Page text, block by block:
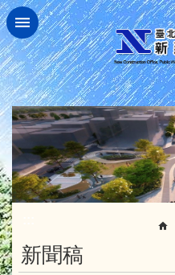
跳到主要內容區塊
新聞稿